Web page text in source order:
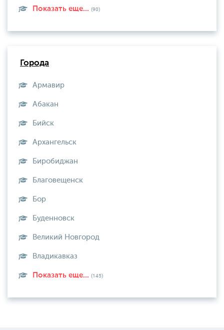
Показать еще... (90)
Города
Армавир
Абакан
Бийск
Архангельск
Биробиджан
Благовещенск
Бор
Буденновск
Великий Новгород
Владикавказ
Показать еще... (145)